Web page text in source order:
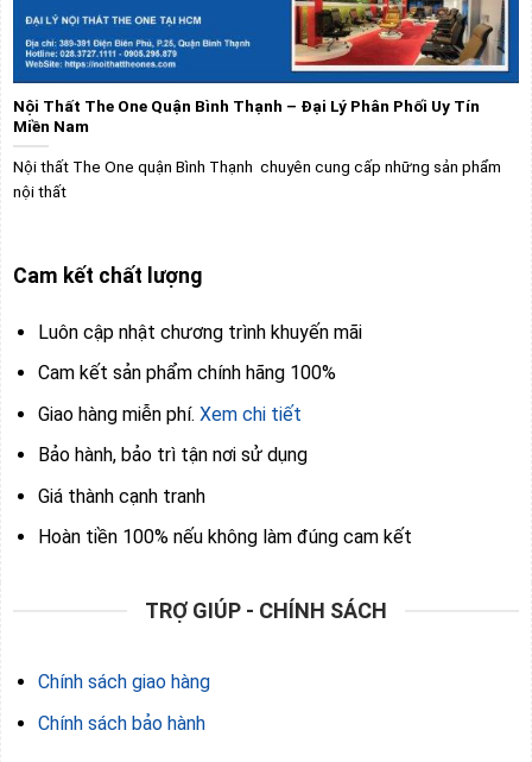
Nội Thất The One Quận Bình Thạnh – Đại Lý Phân Phối Uy Tín
Miền Nam
Nội thất The One quận Bình Thạnh chuyên cung cấp những sản phẩm
nội thất
Cam kết chất lượng
Luôn cập nhật chương trình khuyến mãi
Cam kết sản phẩm chính hãng 100%
Giao hàng miễn phí. Xem chi tiết
Bảo hành, bảo trì tận nơi sử dụng
Giá thành cạnh tranh
Hoàn tiền 100% nếu không làm đúng cam kết
TRỢ GIÚP - CHÍNH SÁCH
Chính sách giao hàng
Chính sách bảo hành